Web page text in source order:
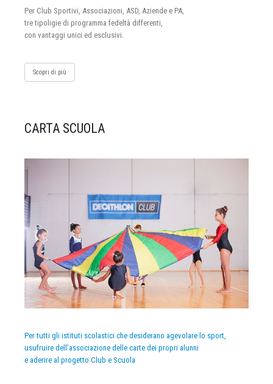
Per Club Sportivi, Associazioni, ASD, Aziende e PA,
tre tipoligie di programma fedeltà differenti,
con vantaggi unici ed esclusivi.
Scopri di più
CARTA SCUOLA
Per tutti gli istituti scolastici che desiderano agevolare lo sport,
usufruire dell’associazione delle carte dei propri alunni
e aderire al progetto Club e Scuola